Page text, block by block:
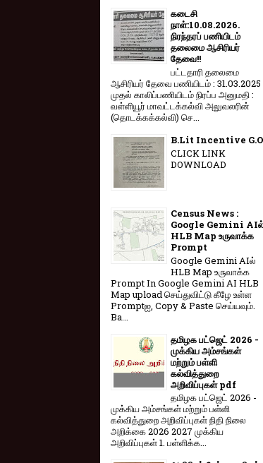
கடைசி
நாள்:10.08.2026.
நிரந்தரப் பணியிடம்
தலைமை ஆசிரியர்
தேவை!!
பட்டதாரி தலைமை
ஆசிரியர் தேவை பணியிடம் : 31.03.2025
முதல் காலிப்பணியிடம் நிரப்ப அனுமதி :
வள்ளியூர் மாவட்டக்கல்வி அலுவலரின்
(தொடக்கக்கல்வி) செ...
B.Lit Incentive G.O
CLICK LINK
DOWNLOAD
Census News :
Google Gemini
HLB Map உருவாக்க
Prompt
Google Gemini AIல்
HLB Map உருவாக்க
Prompt In Google Gemini AI HLB
Map upload செய்துவிட்டு கீழே உள்ள
Promptஐ, Copy & Paste செய்யவும்.
Ba...
தமிழக பட்ஜெட் 2026 -
முக்கிய அம்சங்கள்
மற்றும் பள்ளி
கல்வித்துறை
அறிவிப்புகள் pdf
தமிழக பட்ஜெட் 2026 -
முக்கிய அம்சங்கள் மற்றும் பள்ளி
கல்வித்துறை அறிவிப்புகள் நிதி நிலை
அறிக்கை 2026 2027 முக்கிய
அறிவிப்புகள் 1. பள்ளிக்க...